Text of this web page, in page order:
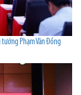
tướng Phạm Văn Đồng